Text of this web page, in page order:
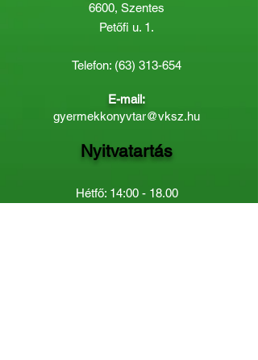
6600, Szentes
Petőfi u. 1.
Telefon: (63) 313-654
E-mail:
gyermekkonyvtar@vksz.hu
Nyitvatartás
Hétfő: 14:00 - 18.00